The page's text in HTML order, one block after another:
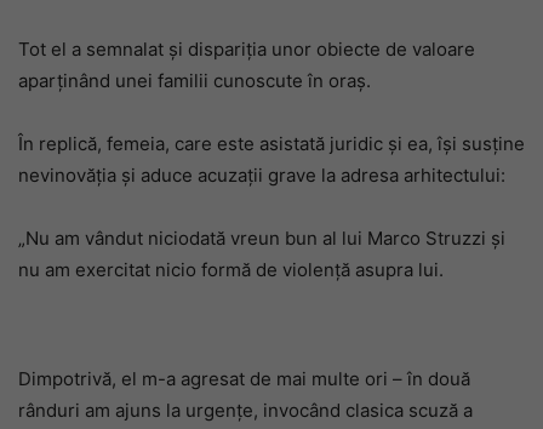
Tot el a semnalat și dispariția unor obiecte de valoare
aparținând unei familii cunoscute în oraș.
În replică, femeia, care este asistată juridic și ea, își susține
nevinovăția și aduce acuzații grave la adresa arhitectului:
„Nu am vândut niciodată vreun bun al lui Marco Struzzi și
nu am exercitat nicio formă de violență asupra lui.
Dimpotrivă, el m-a agresat de mai multe ori – în două
rânduri am ajuns la urgențe, invocând clasica scuză a